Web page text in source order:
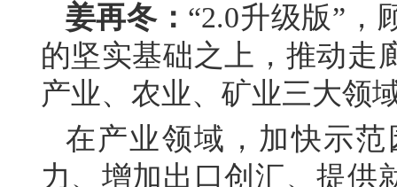
姜再冬： “2.0升级版”，
的坚实基础之上，推动走
产业、农业、矿业三大领
在产业领域，加快示
力、增加出口创汇、提供